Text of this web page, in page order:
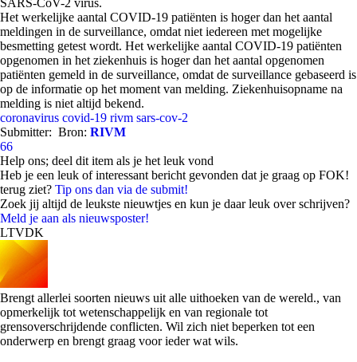
SARS-CoV-2 virus.
Het werkelijke aantal COVID-19 patiënten is hoger dan het aantal
meldingen in de surveillance, omdat niet iedereen met mogelijke
besmetting getest wordt. Het werkelijke aantal COVID-19 patiënten
opgenomen in het ziekenhuis is hoger dan het aantal opgenomen
patiënten gemeld in de surveillance, omdat de surveillance gebaseerd is
op de informatie op het moment van melding. Ziekenhuisopname na
melding is niet altijd bekend.
coronavirus covid-19 rivm sars-cov-2
Submitter: Bron: RIVM
66
Help ons; deel dit item als je het leuk vond
Heb je een leuk of interessant bericht gevonden dat je graag op FOK!
terug ziet? Tip ons dan via de submit!
Zoek jij altijd de leukste nieuwtjes en kun je daar leuk over schrijven?
Meld je aan als nieuwsposter!
LTVDK
Brengt allerlei soorten nieuws uit alle uithoeken van de wereld., van
opmerkelijk tot wetenschappelijk en van regionale tot
grensoverschrijdende conflicten. Wil zich niet beperken tot een
onderwerp en brengt graag voor ieder wat wils.